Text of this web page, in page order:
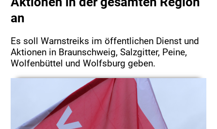
an
Es soll Warnstreiks im öffentlichen Dienst und
Aktionen in Braunschweig, Salzgitter, Peine,
Wolfenbüttel und Wolfsburg geben.